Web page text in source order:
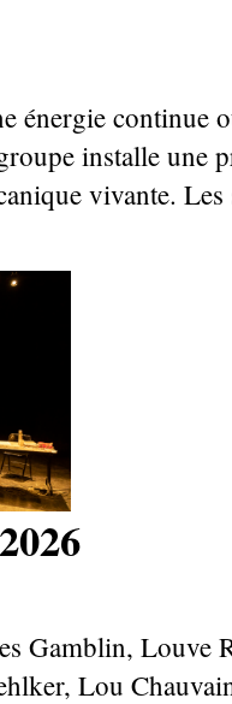
énergie continue
installe une
vivante.
Gamblin,
Lou